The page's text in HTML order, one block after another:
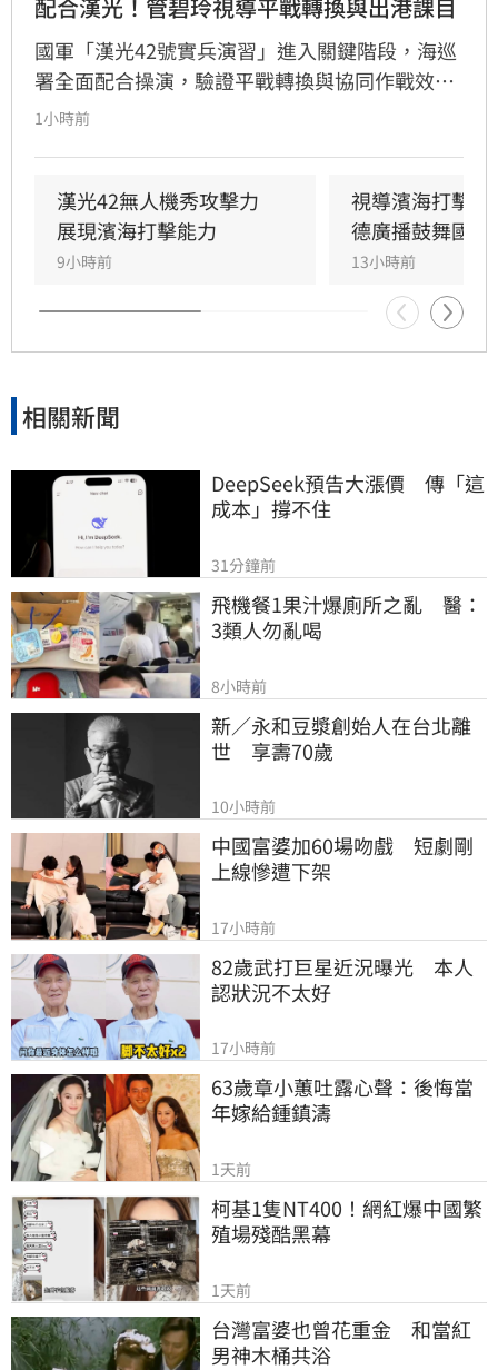
配合漢光！管碧玲視導平戰轉換與出港課目
國軍「漢光42號實兵演習」進入關鍵階段，海巡
署全面配合操演，驗證平戰轉換與協同作戰效
能。海委會主委管碧玲親赴台北港與左營軍港視
1小時前
漢光42無人機秀攻擊力
展現濱海打擊能力
9小時前
視導濱海打擊
德廣播鼓舞國軍
13小時前
相關新聞
DeepSeek預告大漲價　傳「這
成本」撐不住
31分鐘前
飛機餐1果汁爆廁所之亂　醫：
3類人勿亂喝
8小時前
新／永和豆漿創始人在台北離
世　享壽70歲
10小時前
中國富婆加60場吻戲　短劇剛
上線慘遭下架
17小時前
82歲武打巨星近況曝光　本人
認狀況不太好
17小時前
63歲章小蕙吐露心聲：後悔當
年嫁給鍾鎮濤
1天前
柯基1隻NT400！網紅爆中國繁
殖場殘酷黑幕
1天前
台灣富婆也曾花重金　和當紅
男神木桶共浴